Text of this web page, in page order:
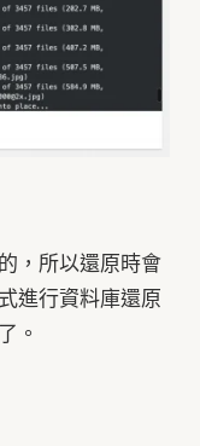
，所以還原時會
進行資料庫還原
。